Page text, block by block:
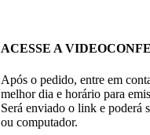
ACESSE A
Após o pedido, entre em
melhor dia e horário para
Será enviado o link e poderá
ou computador.